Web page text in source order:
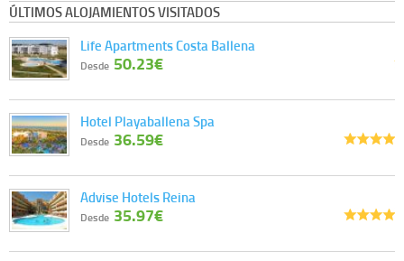
ÚLTIMOS ALOJAMIENTOS VISITADOS
Life Apartments Costa Ballena
Desde 50.23€
Hotel Playaballena Spa
Desde 36.59€
Advise Hotels Reina
Desde 35.97€